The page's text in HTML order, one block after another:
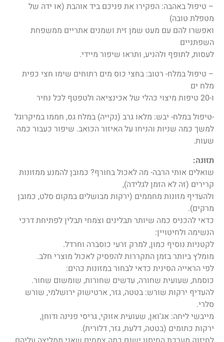
– טיפול באהבה: הפקירו את פניכם ביד אוהבת (או ידה של
מטפלת טובה)
ואפשרו להם עם מעט שמן זית ושמנים אתריים ממשפחת
השפתניים
לעסות, לתופף ולהניע, ותראו שיפור מיידי.
– טיפול במלח- רטוב: בחצי כוס מים רתוחים שימו חצי כפית
מלח ים
ו-20 טיפות מיצוי כהלי של אכינציאה ולטפטף לכל נחיר
-טיפול במלח- יבש: מלאו גרב (נקייה) במלח גס, חממו במיקרוגל
למשך כמה שניות והניחו על האיזור הכואב. שיפור כעבור כמה
שעות.
תזונה:
שואלים אותי הרבה- מה לאכול בחורף? כמובן להמנע ממזונות
קרירים (זה לא הזמן לגלידה),
ולהעדיף מזונות מחממים (ירקות מבושלים במקום סלט, כמובן
מרקים).
כדאי להכניס כמה שיותר תבלינים וצמחי תבלין לפתיחת דרכי
הנשימה ולחיטויין:
לקטניות נוסיף כמון, למרק זרעי כוסברה וחרדל.
מומלץ ביותר בזמן התקררות להפסיק לאכול מוצרי חלב.
לפי הראייה הסינית כדאי לבחור במזונות כהים:
כוסמת, שעועית שחורה, עדשים שחורות, שומשום שחור.
להעדיף ירקות שורש: בטטה, גזר, ארטישוק ירושלמי, שורש
סלרי.
מייבשי ליחה: אג'ואן, שעועית אזוקי, גריסי פנינה ודוחן,
ירקות כתומים (בטטה, דלעת, גזר, דלורית).